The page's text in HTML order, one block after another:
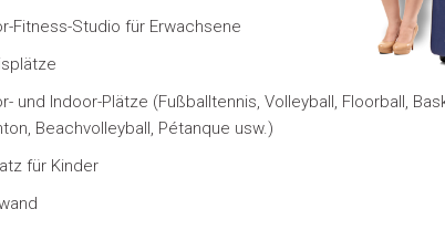
Fitness-Studio für Erwachsene
und Indoor-Plätze (Fußballtennis, Volleyball, Floorball,
Beachvolleyball, Pétanque usw.)
für Kinder